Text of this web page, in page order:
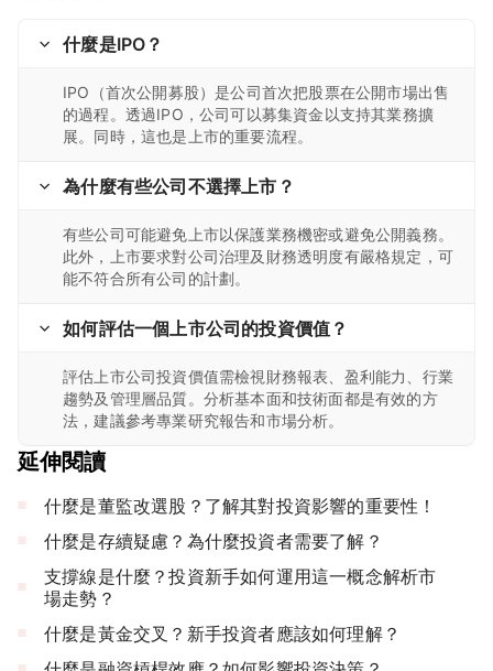
什麼是IPO？
IPO（首次公開募股）是公司首次把股票在公開市場出售
的過程。透過IPO，公司可以募集資金以支持其業務擴
展。同時，這也是上市的重要流程。
為什麼有些公司不選擇上市？
有些公司可能避免上市以保護業務機密或避免公開義務。
此外，上市要求對公司治理及財務透明度有嚴格規定，可
能不符合所有公司的計劃。
如何評估一個上市公司的投資價值？
評估上市公司投資價值需檢視財務報表、盈利能力、行業
趨勢及管理層品質。分析基本面和技術面都是有效的方
法，建議參考專業研究報告和市場分析。
延伸閱讀
什麼是董監改選股？了解其對投資影響的重要性！
什麼是存續疑慮？為什麼投資者需要了解？
支撐線是什麼？投資新手如何運用這一概念解析市
場走勢？
什麼是黃金交叉？新手投資者應該如何理解？